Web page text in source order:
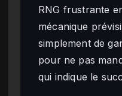
RNG frustrante
mécanique
simplement de
pour ne pas
qui indique le